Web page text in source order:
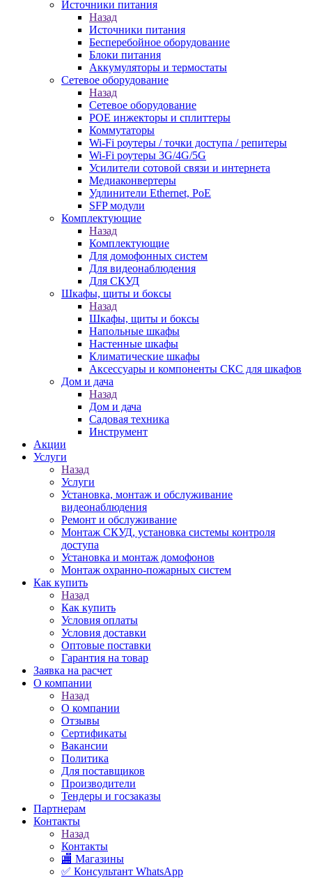
Источники питания
Назад
Источники питания
Бесперебойное оборудование
Блоки питания
Аккумуляторы и термостаты
Сетевое оборудование
Назад
Сетевое оборудование
POE инжекторы и сплиттеры
Коммутаторы
Wi-Fi роутеры / точки доступа / репитеры
Wi-Fi роутеры 3G/4G/5G
Усилители сотовой связи и интернета
Медиаконвертеры
Удлинители Ethernet, PoE
SFP модули
Комплектующие
Назад
Комплектующие
Для домофонных систем
Для видеонаблюдения
Для СКУД
Шкафы, щиты и боксы
Назад
Шкафы, щиты и боксы
Напольные шкафы
Настенные шкафы
Климатические шкафы
Аксессуары и компоненты СКС для шкафов
Дом и дача
Назад
Дом и дача
Садовая техника
Инструмент
Акции
Услуги
Назад
Услуги
Установка, монтаж и обслуживание
видеонаблюдения
Ремонт и обслуживание
Монтаж СКУД, установка системы контроля
доступа
Установка и монтаж домофонов
Монтаж охранно-пожарных систем
Как купить
Назад
Как купить
Условия оплаты
Условия доставки
Оптовые поставки
Гарантия на товар
Заявка на расчет
О компании
Назад
О компании
Отзывы
Сертификаты
Вакансии
Политика
Для поставщиков
Производители
Тендеры и госзаказы
Партнерам
Контакты
Назад
Контакты
🏬 Магазины
✅️ Консультант WhatsApp